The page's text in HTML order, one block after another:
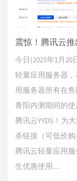
今日(2025年1月
轻量应用服务器
用服务器所有在
青阳内测期间的
腾讯云YYDS！为
杀链接（可低价
腾讯云轻量应用
生优惠使用...